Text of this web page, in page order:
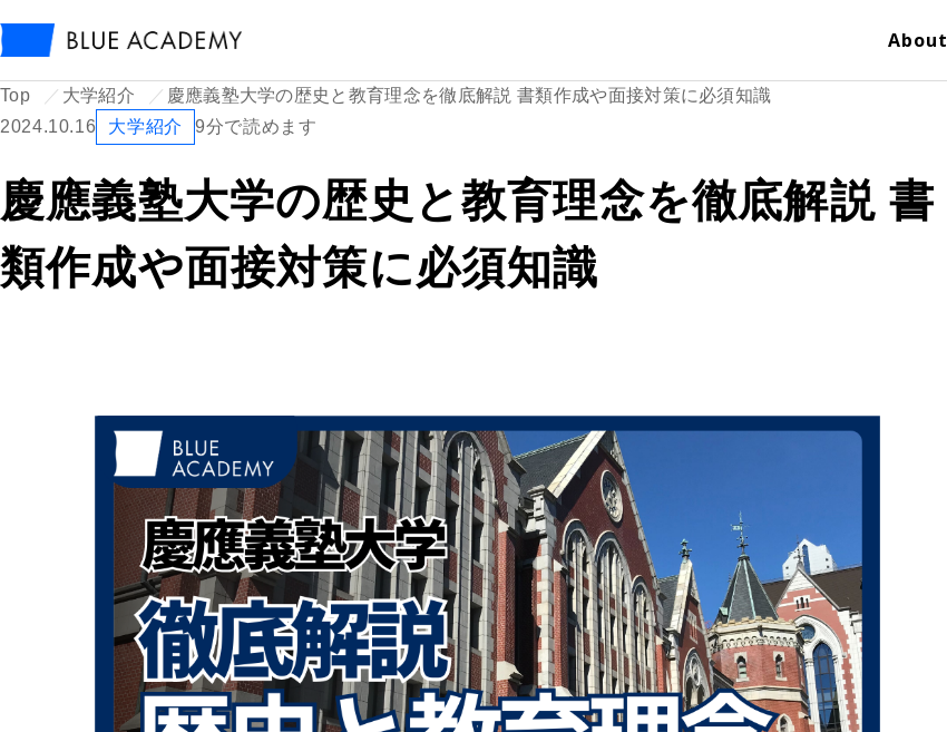
About
Top 大学紹介
慶應義塾大学の歴史と教育理念を徹底解説 書類作成や面接対策に必須知識
2024.10.16
大学紹介 9分で読めます
慶應義塾大学の歴史と教育理念を徹底解説 書
類作成や面接対策に必須知識